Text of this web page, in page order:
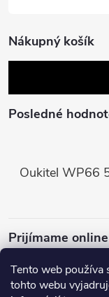
Tento web používa
tohto webu
Nákupný košík
Posledné
Oukitel WP66
Prijímame